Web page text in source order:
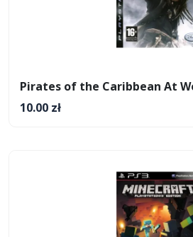
Pirates of the Caribbean At
10.00 zł